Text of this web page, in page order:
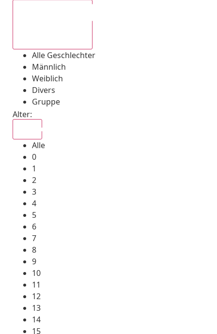
Alle Geschlechter
Männlich
Weiblich
Divers
Gruppe
Alter:
Alle
0
1
2
3
4
5
6
7
8
9
10
11
12
13
14
15